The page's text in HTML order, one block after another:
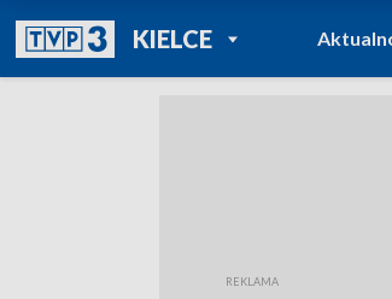
KIELCEPOWRÓT DO
TVP REGIONY